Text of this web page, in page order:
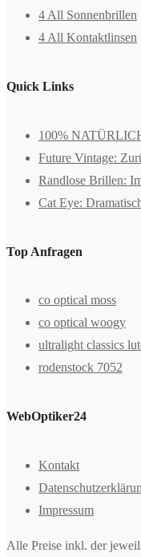
4 All Sonnenbrillen
4 All Kontaktlinsen
Quick Links
100%
Future Vintage:
Randlose Brillen:
Cat Eye:
Top Anfragen
co optical moss
co optical woogy
ultralight classics
rodenstock 7052
WebOptiker24
Kontakt
Impressum
Alle Preise inkl. der